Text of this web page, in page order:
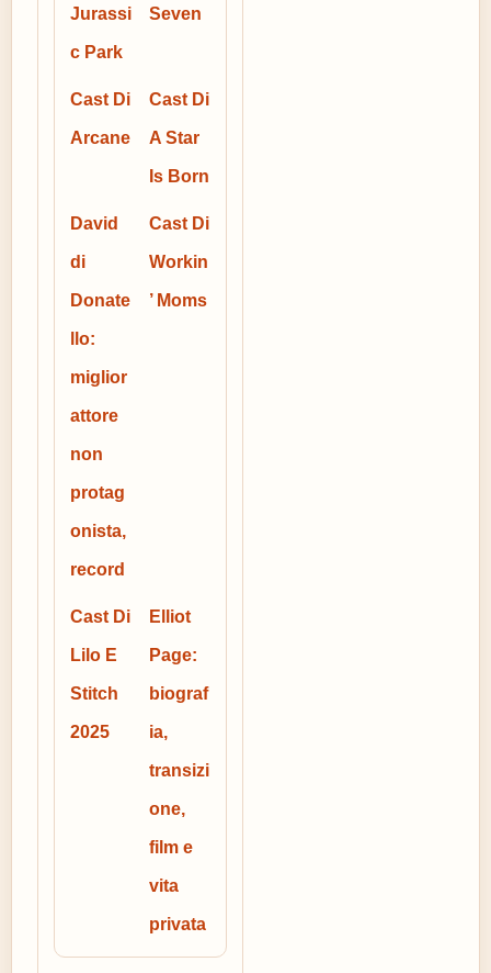
Jurassi
c Park
Seven
Cast Di
Arcane
Cast Di
A Star
Is Born
David
di
Donate
llo:
miglior
attore
non
protag
onista,
record
Cast Di
Workin
’ Moms
Cast Di
Lilo E
Stitch
2025
Elliot
Page:
biograf
ia,
transizi
one,
film e
vita
privata